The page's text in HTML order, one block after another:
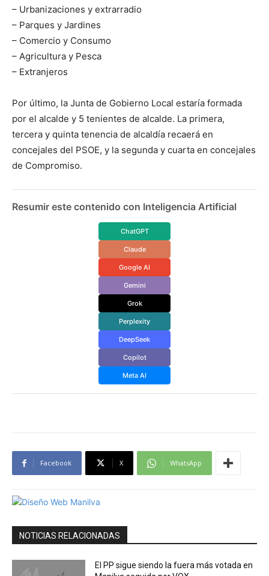
– Urbanizaciones y extrarradio
– Parques y Jardines
– Comercio y Consumo
– Agricultura y Pesca
– Extranjeros
Por último, la Junta de Gobierno Local estaría formada
por el alcalde y 5 tenientes de alcalde. La primera,
tercera y quinta tenencia de alcaldía recaerá en
concejales del PSOE, y la segunda y cuarta en concejales
de Compromiso.
Resumir este contenido con Inteligencia Artificial
ChatGPT
Claude
Google AI
Gemini
Grok
Perplexity
DeepSeek
Copilot
Meta AI
Facebook X WhatsApp
NOTICIAS RELACIONADAS
El PP sigue siendo la fuera más votada en